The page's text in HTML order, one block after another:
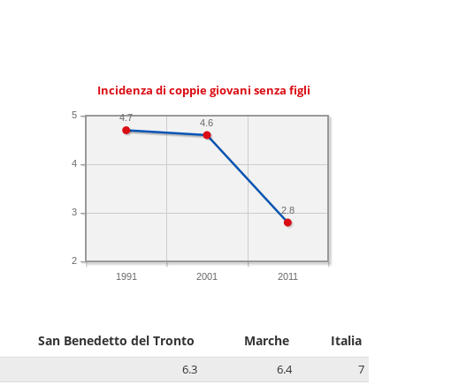
Incidenza di coppie giovani senza figli
1991 2001 2011
2
3
4
5
2.8
4.6
4.7
San Benedetto del Tronto Marche Italia
6.3 6.4
7